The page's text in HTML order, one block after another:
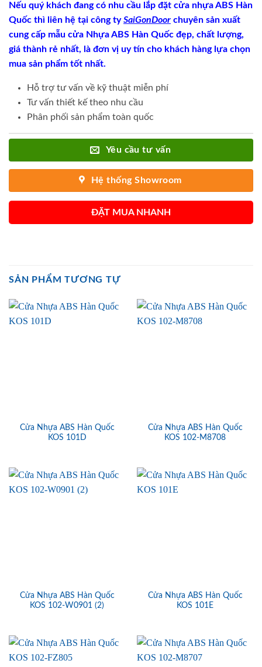
Nếu quý khách đang có nhu cầu lắp đặt cửa nhựa ABS Hàn
Quốc thì liên hệ tại công tySaiGonDoor chuyên sản xuất
cung cấp mẫu cửa Nhựa ABS Hàn Quốc đẹp, chất lượng,
giá thành rẻ nhất, là đơn vị uy tín cho khách hàng lựa chọn
mua sản phẩm tốt nhất.
Hỗ trợ tư vấn về kỹ thuật miễn phí
Tư vấn thiết kế theo nhu cầu
Phân phối sản phẩm toàn quốc
Yêu cầu tư vấn
Hệ thống Showroom
ĐẶT MUA NHANH
SẢN PHẨM TƯƠNG TỰ
Cửa Nhựa ABS Hàn Quốc
KOS 101D
Cửa Nhựa ABS Hàn Quốc
KOS 102-M8708
Cửa Nhựa ABS Hàn Quốc
KOS 102-W0901 (2)
Cửa Nhựa ABS Hàn Quốc
KOS 101E